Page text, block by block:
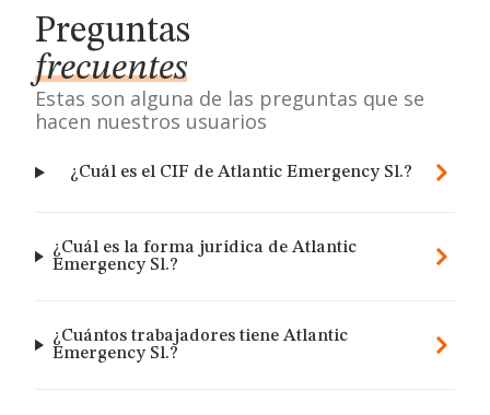
Preguntas
frecuentes
Estas son alguna de las preguntas que se
hacen nuestros usuarios
¿Cuál es el CIF de Atlantic Emergency Sl.?
¿Cuál es la forma jurídica de Atlantic
Emergency Sl.?
¿Cuántos trabajadores tiene Atlantic
Emergency Sl.?